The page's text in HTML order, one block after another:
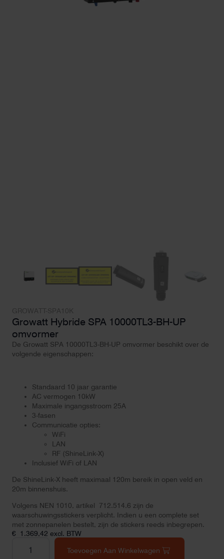
Growatt Hybride SPA 10000TL3-BH-UP
omvormer
De Growatt SPA 10000TL3-BH-UP omvormer beschikt over de
volgende eigenschappen:
Standaard 10 jaar garantie
AC vermogen 10kW
Maximale ingangsstroom 25A
3-fasen
Communicatie opties:
WiFi
LAN
RF (ShineLink-X)
Inclusief WiFi of LAN
De ShineLink-X heeft maximaal 120m bereik in open veld en
20m binnenshuis.
Volgens NEN 1010, artikel 712.514.6 zijn de
waarschuwingsstickers verplicht. Indien u een complete set
met zonnepanelen bestelt, zijn de stickers reeds inbegrepen.
€ 1.369,42 excl. BTW
Hybride
Toevoegen Aan Winkelwagen